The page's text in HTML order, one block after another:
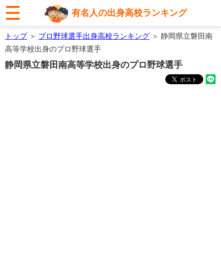
有名人の出身高校ランキング
トップ＞ プロ野球選手出身高校ランキング ＞ 静岡県立磐田南
高等学校出身のプロ野球選手
静岡県立磐田南高等学校出身のプロ野球選手